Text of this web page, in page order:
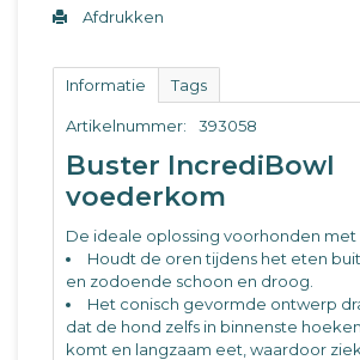
Afdrukken
Informatie Tags
Artikelnummer: 393058
Buster IncrediBowl
voederkom
De ideale oplossing voorhonden met
Houdt de oren tijdens het eten
en zodoende schoon en droog.
Het conisch gevormde ontwerp
dat de hond zelfs in binnenste
komt en langzaam eet, waardoor